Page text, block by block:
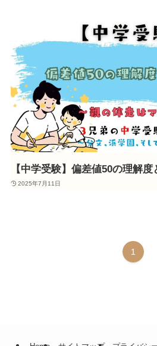
【中学受験】偏差値50の理解
2025年7月11日
1